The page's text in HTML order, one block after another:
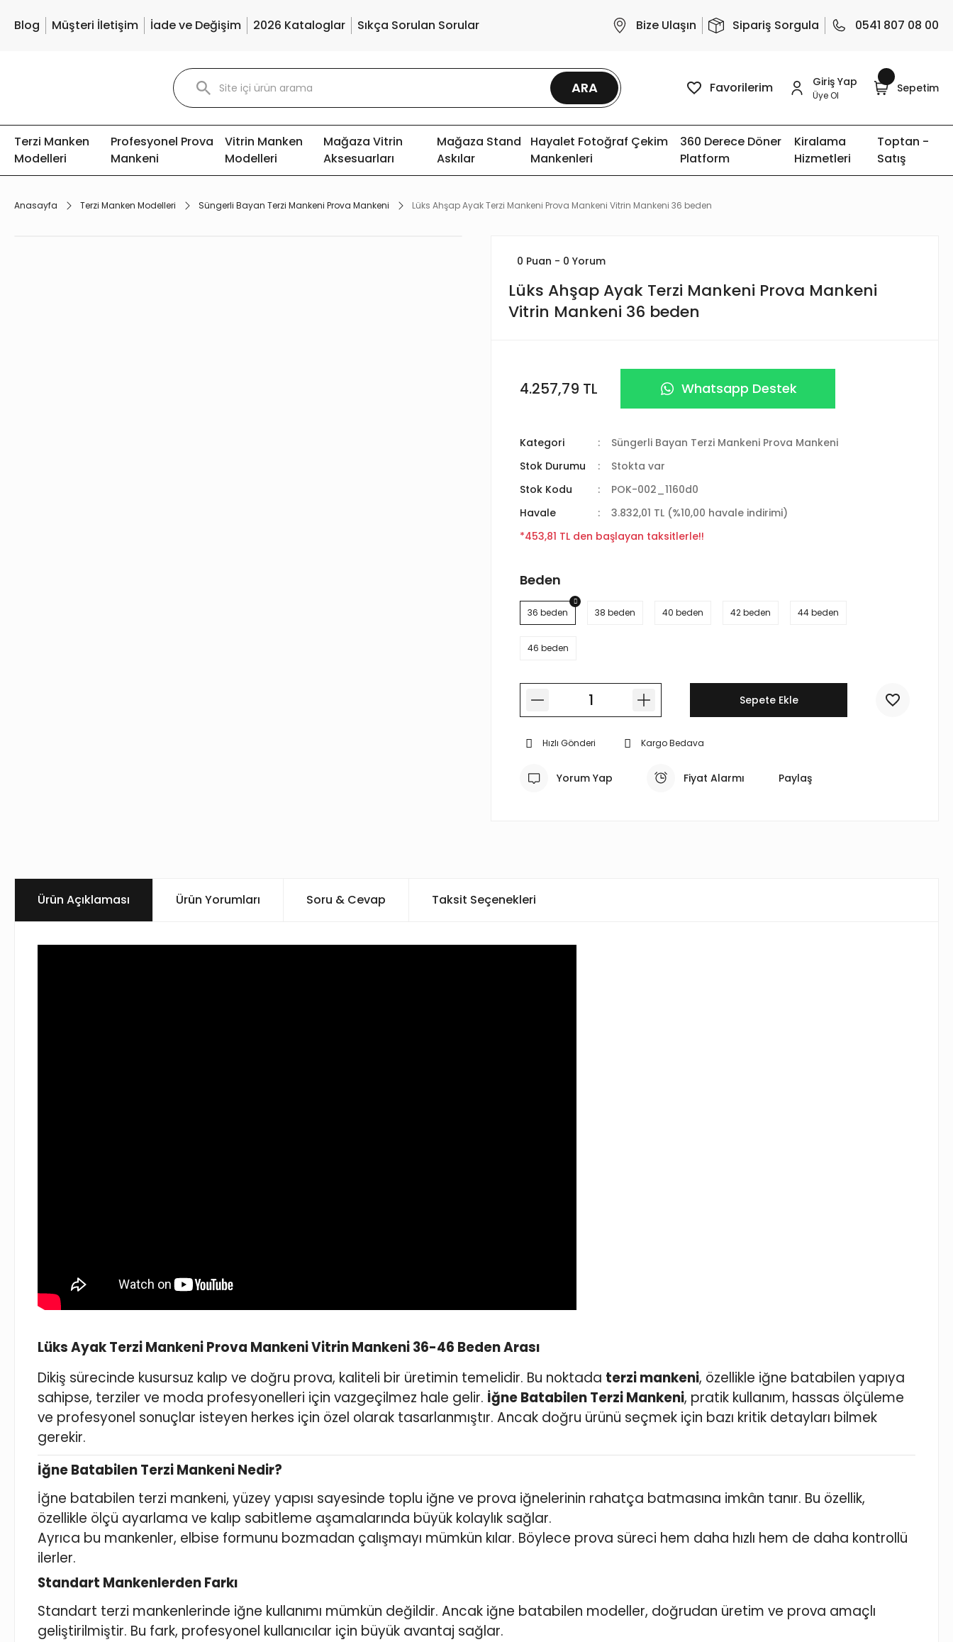
Blog Müşteri İletişim İade ve Değişim 2026 Kataloglar Sıkça Sorulan Sorular Bize Ulaşın Sipariş Sorgula 0541 807 08 00
ARA Favorilerim Giriş Yap
Üye Ol
Sepetim
Terzi Manken
Modelleri
Profesyonel Prova
Mankeni
Vitrin Manken
Modelleri
Mağaza Vitrin
Aksesuarları
Mağaza Stand
Askılar
Hayalet Fotoğraf Çekim
Mankenleri
360 Derece Döner
Platform
Kiralama
Hizmetleri
Toptan -
Satış
Anasayfa Terzi Manken Modelleri Süngerli Bayan Terzi Mankeni Prova Mankeni Lüks Ahşap Ayak Terzi Mankeni Prova Mankeni Vitrin Mankeni 36 beden
0 Puan - 0 Yorum
Lüks Ahşap Ayak Terzi Mankeni Prova Mankeni
Vitrin Mankeni 36 beden
4.257,79 TL Whatsapp Destek
Kategori
Süngerli Bayan Terzi Mankeni Prova Mankeni
Stok Durumu
Stokta var
Stok Kodu
POK-002_1160d0
Havale
3.832,01 TL (%10,00 havale indirimi)
*453,81 TL den başlayan taksitlerle!!
Beden
36 beden 38 beden 40 beden 42 beden 44 beden
46 beden
Sepete Ekle
Hızlı Gönderi Kargo Bedava
Yorum Yap Fiyat Alarmı Paylaş
Ürün Açıklaması Ürün Yorumları Soru & Cevap Taksit Seçenekleri
Lüks Ayak Terzi Mankeni Prova Mankeni Vitrin Mankeni 36-46 Beden Arası
Dikiş sürecinde kusursuz kalıp ve doğru prova, kaliteli bir üretimin temelidir. Bu noktada terzi mankeni, özellikle iğne batabilen yapıya
sahipse, terziler ve moda profesyonelleri için vazgeçilmez hale gelir. İğne Batabilen Terzi Mankeni, pratik kullanım, hassas ölçüleme
ve profesyonel sonuçlar isteyen herkes için özel olarak tasarlanmıştır. Ancak doğru ürünü seçmek için bazı kritik detayları bilmek
gerekir.
İğne Batabilen Terzi Mankeni Nedir?
İğne batabilen terzi mankeni, yüzey yapısı sayesinde toplu iğne ve prova iğnelerinin rahatça batmasına imkân tanır. Bu özellik,
özellikle ölçü ayarlama ve kalıp sabitleme aşamalarında büyük kolaylık sağlar.
Ayrıca bu mankenler, elbise formunu bozmadan çalışmayı mümkün kılar. Böylece prova süreci hem daha hızlı hem de daha kontrollü
ilerler.
Standart Mankenlerden Farkı
Standart terzi mankenlerinde iğne kullanımı mümkün değildir. Ancak iğne batabilen modeller, doğrudan üretim ve prova amaçlı
geliştirilmiştir. Bu fark, profesyonel kullanıcılar için büyük avantaj sağlar.